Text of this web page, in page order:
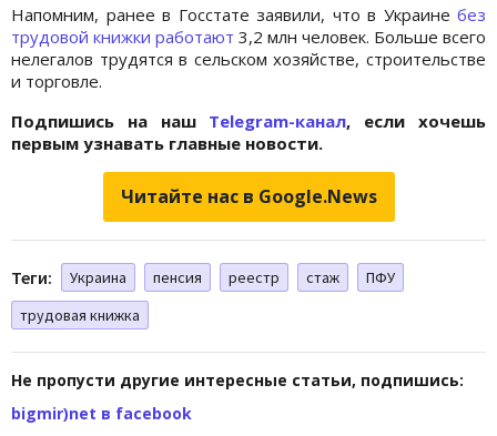
Напомним, ранее в Госстате заявили, что в Украине без
трудовой книжки работают 3,2 млн человек. Больше всего
нелегалов трудятся в сельском хозяйстве, строительстве
и торговле.
Подпишись на наш Telegram-канал, если хочешь
первым узнавать главные новости.
Читайте нас в Google.News
Теги: Украина пенсия реестр стаж
ПФУ
трудовая книжка
Не пропусти другие интересные статьи, подпишись:
bigmir)net в facebook